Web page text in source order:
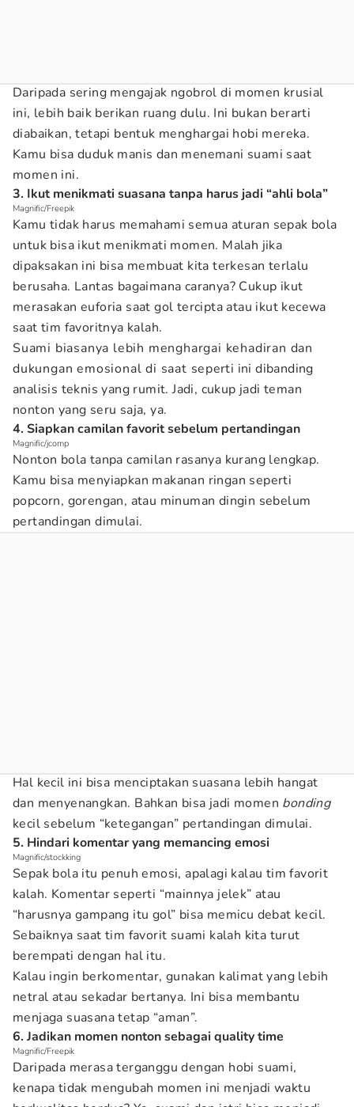
Daripada sering mengajak ngobrol di momen krusial
ini, lebih baik berikan ruang dulu. Ini bukan berarti
diabaikan, tetapi bentuk menghargai hobi mereka.
Kamu bisa duduk manis dan menemani suami saat
momen ini.
3. Ikut menikmati suasana tanpa harus jadi “ahli bola”
Magnific/Freepik
Kamu tidak harus memahami semua aturan sepak bola
untuk bisa ikut menikmati momen. Malah jika
dipaksakan ini bisa membuat kita terkesan terlalu
berusaha. Lantas bagaimana caranya? Cukup ikut
merasakan euforia saat gol tercipta atau ikut kecewa
saat tim favoritnya kalah.
Suami biasanya lebih menghargai kehadiran dan
dukungan emosional di saat seperti ini dibanding
analisis teknis yang rumit. Jadi, cukup jadi teman
nonton yang seru saja, ya.
4. Siapkan camilan favorit sebelum pertandingan
Magnific/jcomp
Nonton bola tanpa camilan rasanya kurang lengkap.
Kamu bisa menyiapkan makanan ringan seperti
popcorn, gorengan, atau minuman dingin sebelum
pertandingan dimulai.
Hal kecil ini bisa menciptakan suasana lebih hangat
dan menyenangkan. Bahkan bisa jadi momen bonding
kecil sebelum “ketegangan” pertandingan dimulai.
5. Hindari komentar yang memancing emosi
Magnific/stockking
Sepak bola itu penuh emosi, apalagi kalau tim favorit
kalah. Komentar seperti “mainnya jelek” atau
“harusnya gampang itu gol” bisa memicu debat kecil.
Sebaiknya saat tim favorit suami kalah kita turut
berempati dengan hal itu.
Kalau ingin berkomentar, gunakan kalimat yang lebih
netral atau sekadar bertanya. Ini bisa membantu
menjaga suasana tetap “aman”.
6. Jadikan momen nonton sebagai quality time
Magnific/Freepik
Daripada merasa terganggu dengan hobi suami,
kenapa tidak mengubah momen ini menjadi waktu